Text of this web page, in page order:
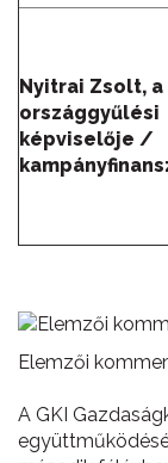
Nyitrai Zsolt, a
országgyűlési
képviselője /
Elemzői
A GKI